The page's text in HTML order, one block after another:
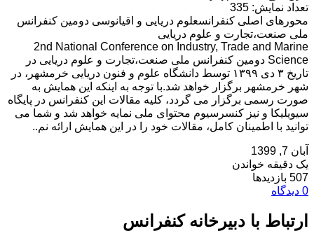
تعداد نمایش: 335
محورهای اصلی کنفرانسعلوم دریایی و اقیانوسی دومین کنفرانس
ملی صنعت،تجارت و علوم دریایی
2nd National Conference on Industry, Trade and Marine
Science دومین کنفرانس ملی صنعت،تجارت و علوم دریایی در
تاریخ ۳ دی ۱۳۹۹ توسط دانشگاه علوم و فنون دریایی خرمشهر، در
شهر خرمشهر برگزار خواهد شد.با توجه به اینکه این همایش به
صورت رسمی برگزار می گردد، کلیه مقالات این کنفرانس در پایگاه
سیویلیکا و نیز کنسرسیوم محتوای ملی نمایه خواهد شد و شما می
توانید با اطمینان کامل، مقالات خود را در این همایش ارائه نم..
آبان 7, 1399
یک دقیقه خواندن
507 بازدیدها
0 دیدگاه
ارتباط با دبیرخانه کنفرانس